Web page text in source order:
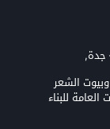
جدة,
الشعر
للبناء